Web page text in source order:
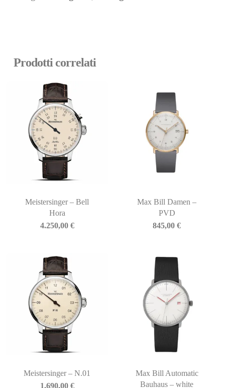
Prodotti correlati
Meistersinger – Bell
Hora
4.250,00 €
Max Bill Damen –
PVD
845,00€
Meistersinger – N.01
1.690,00 €
Max Bill Automatic
Bauhaus – white